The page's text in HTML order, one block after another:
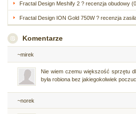
Fractal Design Meshify 2 ? recenzja obudowy
Fractal Design ION Gold 750W ? recenzja
Komentarze
~mirek
Nie wiem czemu większość sprzętu
była robiona bez jakiegokolwiek
~norek